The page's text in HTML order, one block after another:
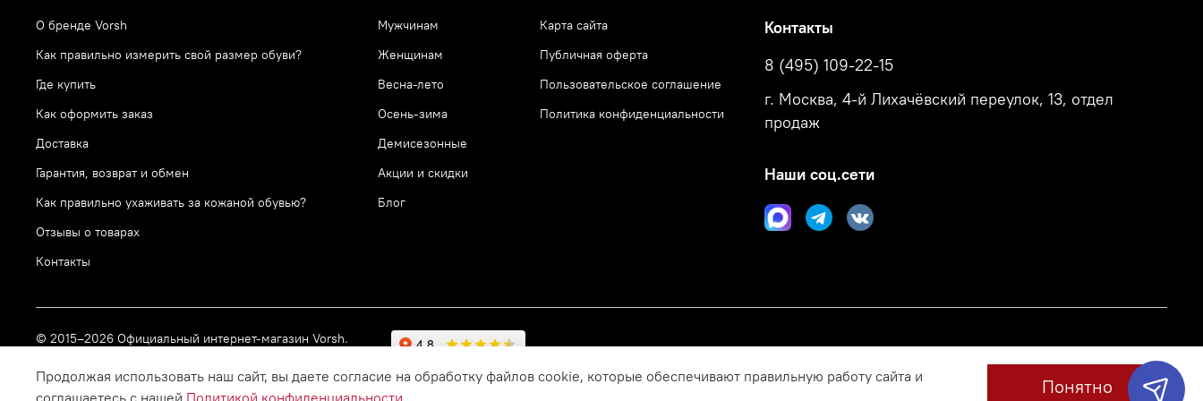
О бренде Vorsh
Как правильно измерить свой размер обуви?
Где купить
Как оформить заказ
Доставка
Гарантия, возврат и обмен
Как правильно ухаживать за кожаной обувью?
Отзывы о товарах
Контакты
Мужчинам
Женщинам
Весна-лето
Осень-зима
Демисезонные
Акции и скидки
Блог
Карта сайта
Публичная оферта
Пользовательское соглашение
Политика конфиденциальности
Контакты
8 (495) 109-22-15
г. Москва, 4-й Лихачёвский переулок, 13, отдел
продаж
Наши соц.сети
© 2015–2026 Официальный интернет-магазин Vorsh.
Продолжая использовать наш сайт, вы даете согласие на обработку файлов cookie, которые обеспечивают правильную работу сайта и
соглашаетесь с нашей Политикой конфиденциальности Понятно